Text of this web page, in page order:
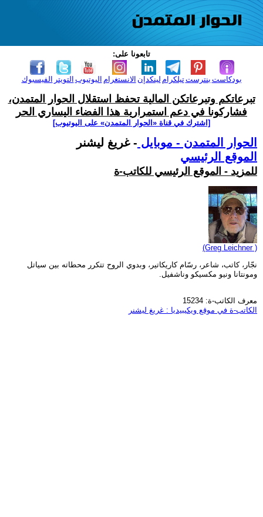
تابعونا على:
الفيسبوك التويتر اليوتيوب الانستغرام لينكدإن تيلكرامبنترست بودكاست
تبرعاتكم وتبرعاتكن المالية تحفظ استقلال الحوار المتمدن،
فشاركونا في دعم استمرارية هذا الفضاء اليساري الحر
[اشترك في قناة ‫«الحوار المتمدن» على اليوتيوب]
الحوار المتمدن - موبايل - غريغ ليشنر
الموقع الرئيسي
للمزيد - الموقع الرئيسي للكاتب-ة
(Greg Leichner )
نجّار، كاتب، شاعر، رسّام كاريكاتير، وبدوي الروح تتكرر محطاته بين سياتل
ومونتانا ونيو مكسيكو وناشفيل.
معرف الكاتب-ة: 15234
الكاتب-ة في موقع ويكيبيديا : غريغ ليشنر